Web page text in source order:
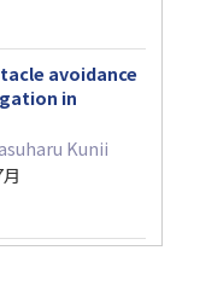
avoidance
in
Kunii